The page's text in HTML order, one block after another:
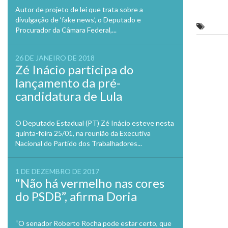
Autor de projeto de lei que trata sobre a
divulgação de ‘fake news’, o Deputado e
Procurador da Câmara Federal,...
26 DE JANEIRO DE 2018
Zé Inácio participa do
lançamento da pré-
candidatura de Lula
O Deputado Estadual (PT) Zé Inácio esteve nesta
quinta-feira 25/01, na reunião da Executiva
Nacional do Partido dos Trabalhadores...
1 DE DEZEMBRO DE 2017
“Não há vermelho nas cores
do PSDB”, afirma Doria
“O senador Roberto Rocha pode estar certo, que